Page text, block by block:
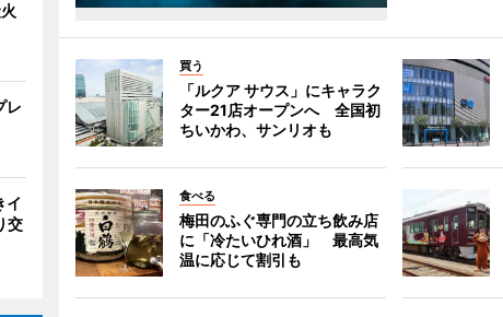
買う
「ルクア サウス」にキャラク
ター21店オープンへ 全国初
ちいかわ、サンリオも
食べる
梅田のふぐ専門の立ち飲み店
に「冷たいひれ酒」 最高気
温に応じて割引も
レ
イ
交